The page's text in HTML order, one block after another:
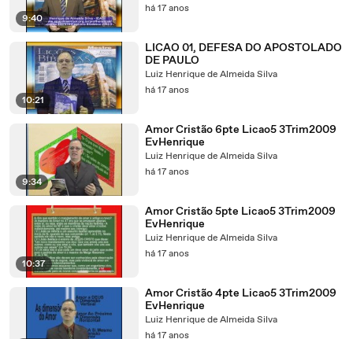
9:40
há 17 anos
10:21
LICAO 01, DEFESA DO APOSTOLADO
DE PAULO
Luiz Henrique de Almeida Silva
há 17 anos
9:34
Amor Cristão 6pte Licao5 3Trim2009
EvHenrique
Luiz Henrique de Almeida Silva
há 17 anos
10:37
Amor Cristão 5pte Licao5 3Trim2009
EvHenrique
Luiz Henrique de Almeida Silva
há 17 anos
Amor Cristão 4pte Licao5 3Trim2009
EvHenrique
Luiz Henrique de Almeida Silva
há 17 anos